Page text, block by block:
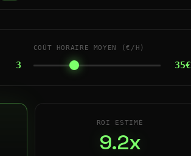
3
COÛT HORAIRE MOYEN (€/H)
35€
ROI ESTIMÉ
9.2x